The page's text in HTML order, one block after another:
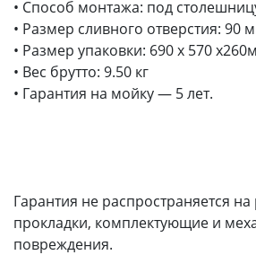
• Способ монтажа: под
• Размер сливного отверстия: 90
• Размер упаковки: 690 х 570
• Вес брутто: 9.50 кг
• Гарантия на мойку — 5 лет.
Гарантия не распространяется
прокладки, комплектующие и
повреждения.